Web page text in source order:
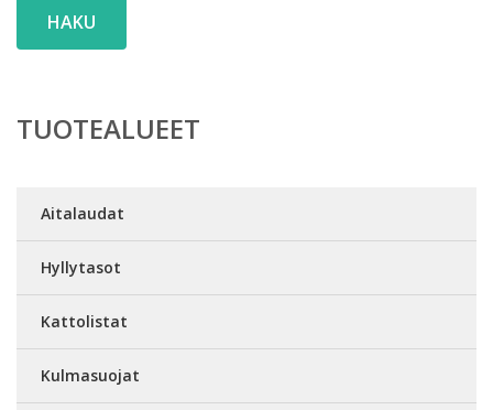
HAKU
TUOTEALUEET
Aitalaudat
Hyllytasot
Kattolistat
Kulmasuojat